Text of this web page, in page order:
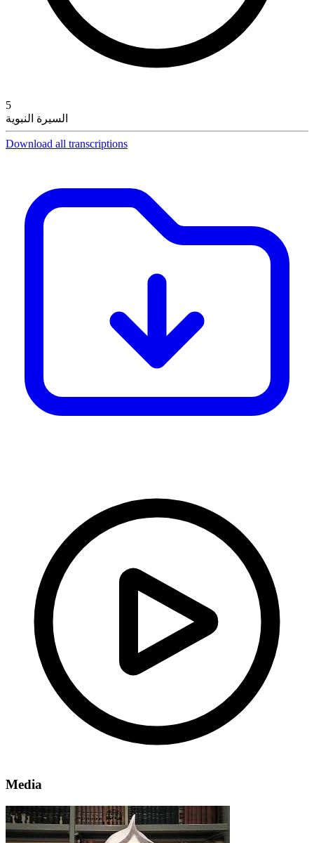
5
السيرة النبوية
Download all transcriptions
Media